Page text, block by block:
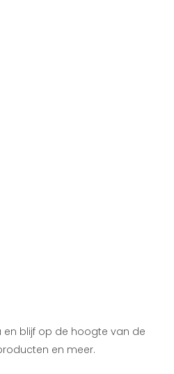
blijf op de hoogte van de
en meer.